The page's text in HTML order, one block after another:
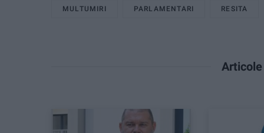
MULTUMIRI PARLAMENTARI RESITA